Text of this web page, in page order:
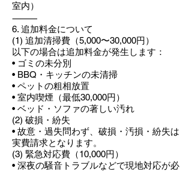
室内）
⸻
6. 追加料金について
(1) 追加清掃費（5,000〜30,000円）
以下の場合は追加料金が発生します：
• ゴミの未分別
• BBQ・キッチンの未清掃
• ペットの粗相放置
• 室内喫煙（最低30,000円）
• ベッド・ソファの著しい汚れ
(2) 破損・紛失
• 故意・過失問わず、破損・汚損・紛失は
実費請求となります。
(3) 緊急対応費（10,000円）
• 深夜の騒音トラブルなどで現地対応が必